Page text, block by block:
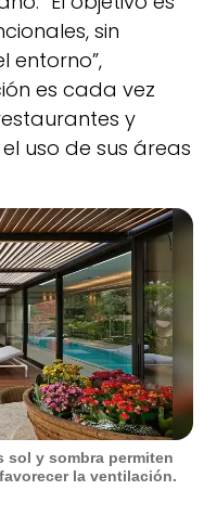
sin
entorno”,
es cada vez
y
uso de sus áreas
sol y sombra permiten
la ventilación.